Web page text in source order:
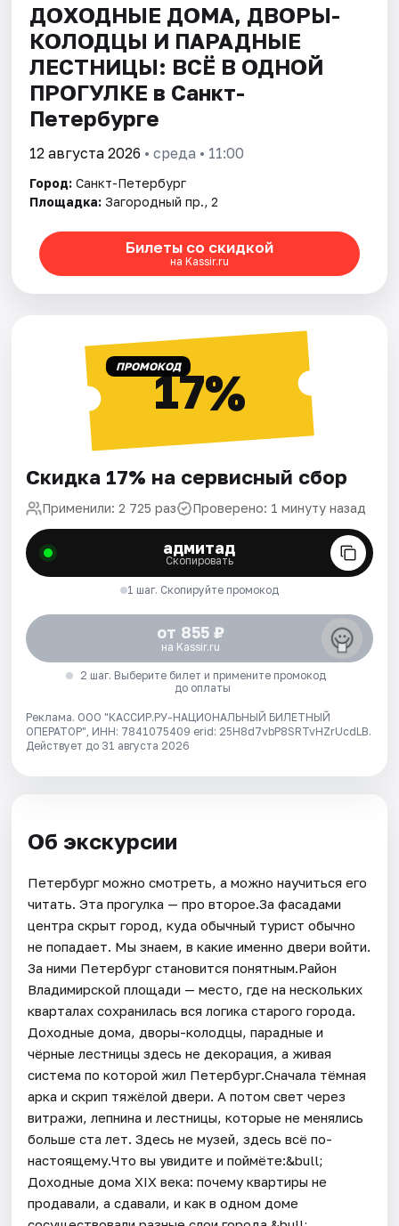
ДОХОДНЫЕ ДОМА, ДВОРЫ-
КОЛОДЦЫ И ПАРАДНЫЕ
ЛЕСТНИЦЫ: ВСЁ В ОДНОЙ
ПРОГУЛКЕ в Санкт-
Петербурге
12 августа 2026 • среда • 11:00
Город: Санкт-Петербург
Площадка: Загородный пр., 2
Билеты со скидкой
на Kassir.ru
ПРОМОКОД17%
Скидка 17% на сервисный сбор
Применили: 2 725 раз Проверено: 1 минуту назад
адмитад
Скопировать
1 шаг. Скопируйте промокод
от 855 ₽
на Kassir.ru
2 шаг. Выберите билет и примените промокод
до оплаты
Реклама. ООО "КАССИР.РУ-НАЦИОНАЛЬНЫЙ БИЛЕТНЫЙ
ОПЕРАТОР", ИНН: 7841075409 erid: 25H8d7vbP8SRTvHZrUcdLB.
Действует до 31 августа 2026
Об экскурсии
Петербург можно смотреть, а можно научиться его
читать. Эта прогулка — про второе.За фасадами
центра скрыт город, куда обычный турист обычно
не попадает. Мы знаем, в какие именно двери войти.
За ними Петербург становится понятным.Район
Владимирской площади — место, где на нескольких
кварталах сохранилась вся логика старого города.
Доходные дома, дворы-колодцы, парадные и
чёрные лестницы здесь не декорация, а живая
система по которой жил Петербург.Сначала тёмная
арка и скрип тяжёлой двери. А потом свет через
витражи, лепнина и лестницы, которые не менялись
больше ста лет. Здесь не музей, здесь всё по-
настоящему.Что вы увидите и поймёте:&bull;
Доходные дома XIX века: почему квартиры не
продавали, а сдавали, и как в одном доме